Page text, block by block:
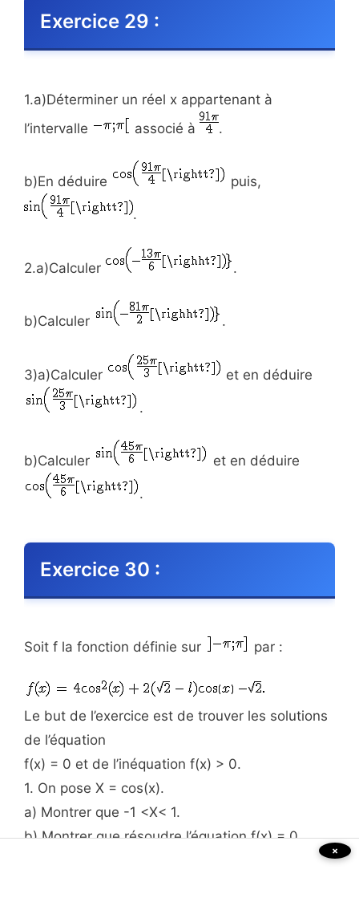
Exercice 29 :
1.a)Déterminer un réel x appartenant à
l’intervalle
associé à .
b)En déduire puis,
.
2.a)Calculer .
b)Calculer .
3)a)Calculer et en déduire
.
b)Calculer et en déduire
.
Exercice 30 :
Soit f la fonction définie sur par :
Le but de l’exercice est de trouver les solutions
de l’équation
f(x) = 0 et de l’inéquation f(x) > 0.
1. On pose X = cos(x).
a) Montrer que -1 <X< 1.
b) Montrer que résoudre l’équation f(x) = 0
×